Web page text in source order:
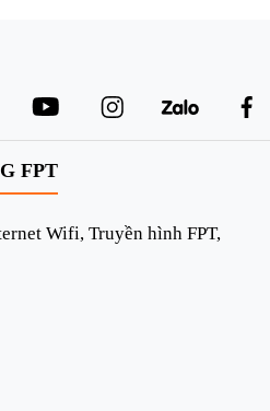
FPT
Wifi, Truyền hình FPT,